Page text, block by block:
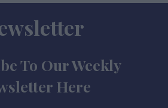
To Our Weekly
Here